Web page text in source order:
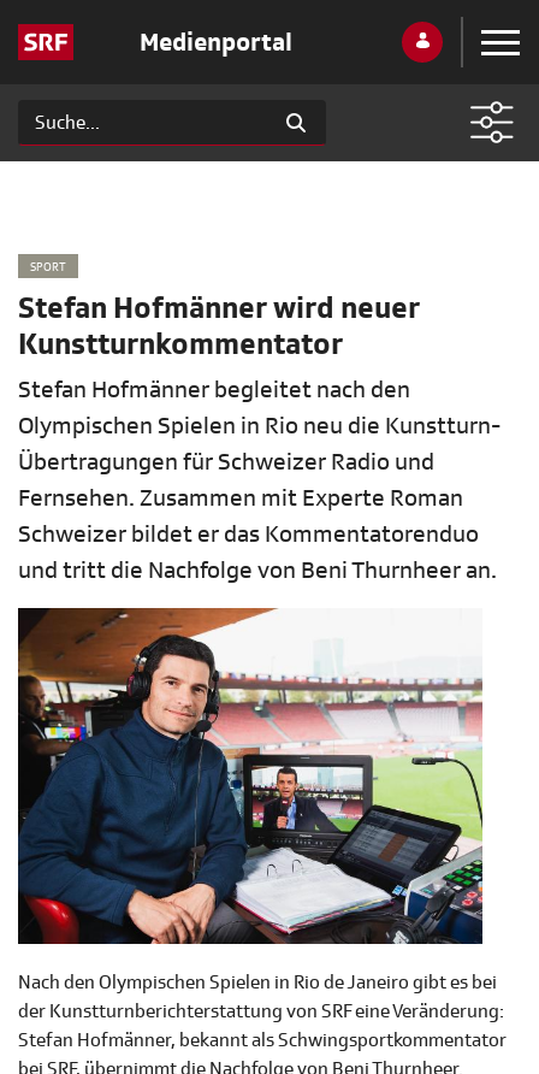
Medienportal
SPORT
Stefan Hofmänner wird neuer
Kunstturnkommentator
Stefan Hofmänner begleitet nach den
Olympischen Spielen in Rio neu die Kunstturn-
Übertragungen für Schweizer Radio und
Fernsehen. Zusammen mit Experte Roman
Schweizer bildet er das Kommentatorenduo
und tritt die Nachfolge von Beni Thurnheer an.
Nach den Olympischen Spielen in Rio de Janeiro gibt es bei
der Kunstturnberichterstattung von SRF eine Veränderung:
Stefan Hofmänner, bekannt als Schwingsportkommentator